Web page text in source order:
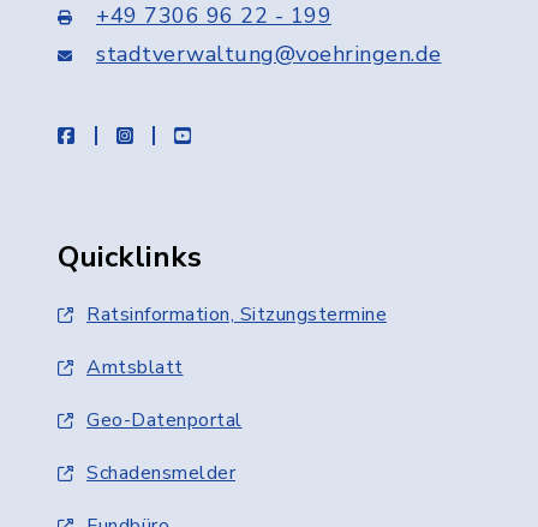
+49 7306 96 22 - 199
stadtverwaltung@voehringen.de
facebookinstagramyoutube
Quicklinks
Ratsinformation, Sitzungstermine
Amtsblatt
Geo-Datenportal
Schadensmelder